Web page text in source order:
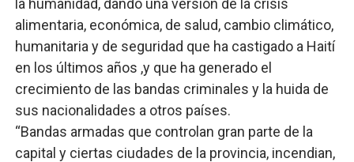
la humanidad, dando una versión de la crisis
alimentaria, económica, de salud, cambio climático,
humanitaria y de seguridad que ha castigado a Haití
en los últimos años ,y que ha generado el
crecimiento de las bandas criminales y la huida de
sus nacionalidades a otros países.
“Bandas armadas que controlan gran parte de la
capital y ciertas ciudades de la provincia, incendian,